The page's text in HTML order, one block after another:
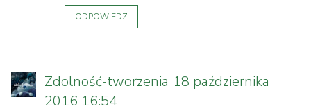
ODPOWIEDZ
Zdolność-tworzenia 18 października
2016 16:54